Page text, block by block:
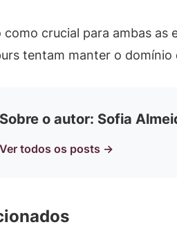
crucial para ambas as
tentam manter o
Sobre o autor: Sofia
Ver todos os posts →